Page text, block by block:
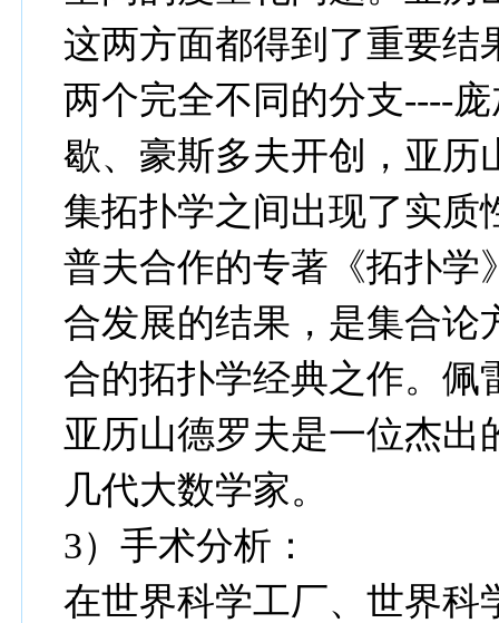
这两方面都得到了重要结
两个完全不同的分支----
歇、豪斯多夫开创，亚历
集拓扑学之间出现了实质
普夫合作的专著《拓扑学
合发展的结果，是集合论
合的拓扑学经典之作。佩
亚历山德罗夫是一位杰出
几代大数学家。
3）手术分析：
在世界科学工厂、世界科